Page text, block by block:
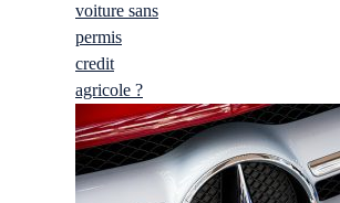
voiture sans
permis
credit
agricole ?